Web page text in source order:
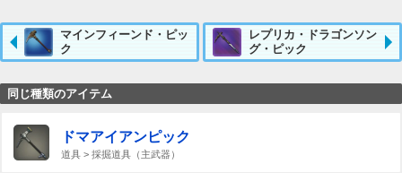
マインフィーンド・ピッ
ク
レプリカ・ドラゴンソン
グ・ピック
同じ種類のアイテム
ドマアイアンピック
道具 > 採掘道具（主武器）